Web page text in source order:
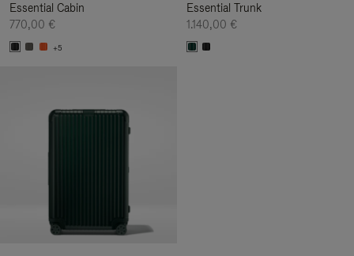
Essential Cabin
770,00 €
+5
Essential Trunk
1.140,00 €